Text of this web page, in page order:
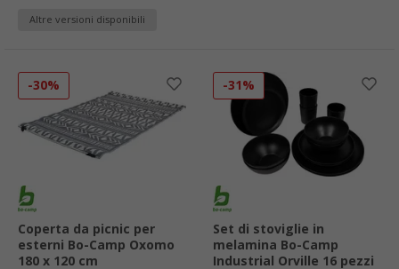
Altre versioni disponibili
-30%
Coperta da picnic per
esterni Bo-Camp Oxomo
180 x 120 cm
-31%
Set di stoviglie in
melamina Bo-Camp
Industrial Orville 16 pezzi